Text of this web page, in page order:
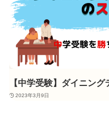
【中学受験】ダイニン
2023年3月9日